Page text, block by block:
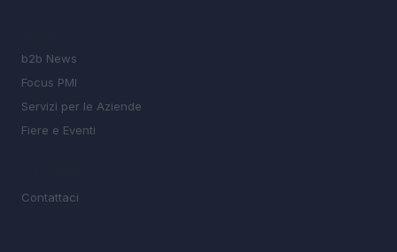
b2b News
Focus PMI
Servizi per le Aziende
Fiere e Eventi
Contattaci